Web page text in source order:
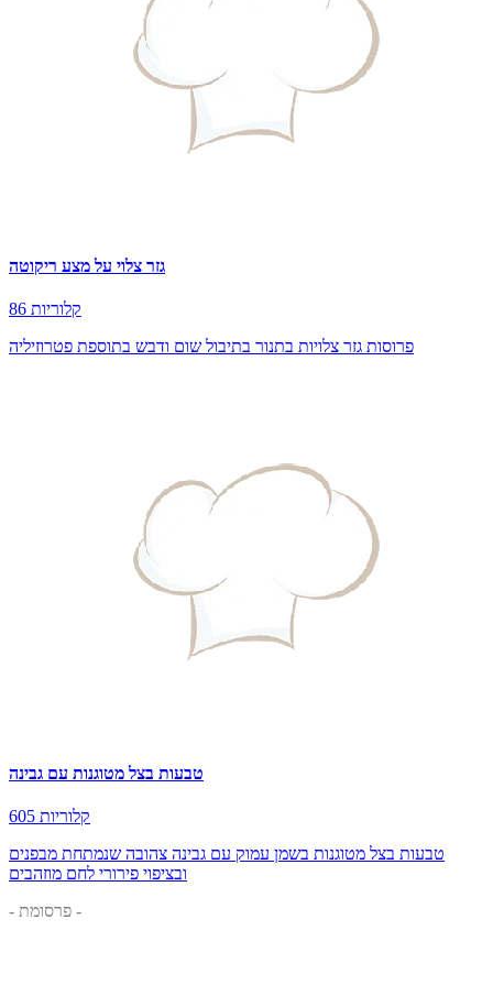
גזר צלוי על מצע ריקוטה
86 קלוריות
פרוסות גזר צלויות בתנור בתיבול שום ודבש בתוספת פטרוזיליה
טבעות בצל מטוגנות עם גבינה
605 קלוריות
טבעות בצל מטוגנות בשמן עמוק עם גבינה צהובה שנמתחת מבפנים
ובציפוי פירורי לחם מוזהבים
- פרסומת -